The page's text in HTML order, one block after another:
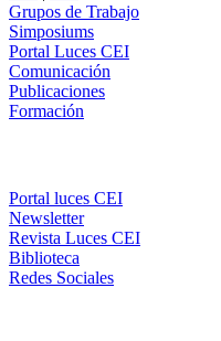
Grupos de Trabajo
Simposiums
Portal Luces CEI
Comunicación
Publicaciones
Formación
Portal luces CEI
Newsletter
Revista Luces CEI
Biblioteca
Redes Sociales